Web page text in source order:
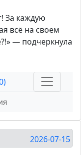
За каждую
всё на своем
— подчеркнула
2026-07-15